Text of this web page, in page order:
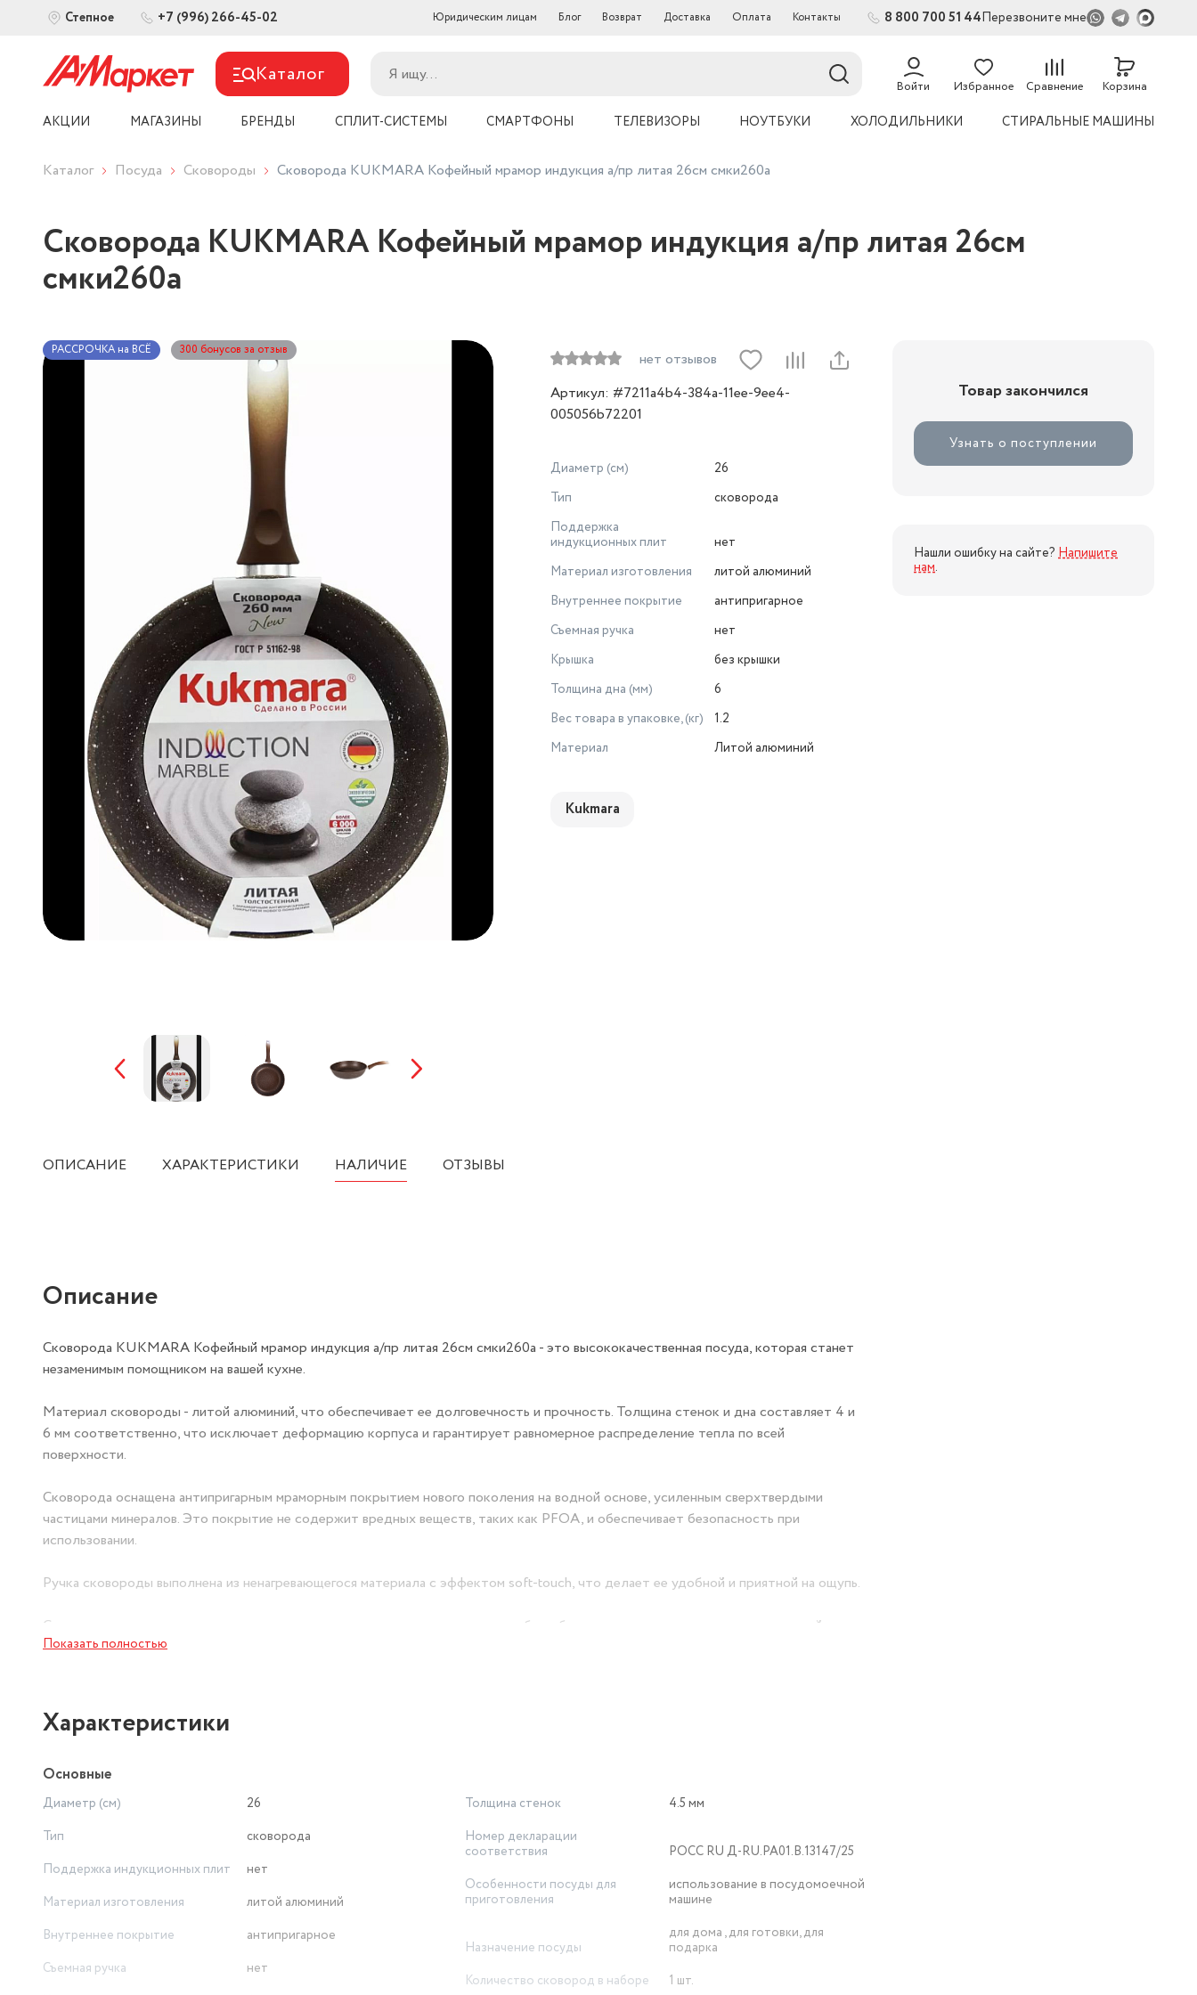
Степное +7 (996) 266-45-02 Юридическим лицам Блог Возврат Доставка Оплата Контакты 8 800 700 51 44Перезвоните мне
Каталог Войти Избранное Сравнение
54
Корзина
АКЦИИ МАГАЗИНЫ БРЕНДЫ СПЛИТ-СИСТЕМЫ СМАРТФОНЫ ТЕЛЕВИЗОРЫ НОУТБУКИ ХОЛОДИЛЬНИКИ СТИРАЛЬНЫЕ МАШИНЫ
Каталог Посуда Сковороды Сковорода KUKMARA Кофейный мрамор индукция а/пр литая 26см смки260а
Сковорода KUKMARA Кофейный мрамор индукция а/пр литая 26см
смки260а
РАССРОЧКА на ВСЁ 300 бонусов за отзыв
нет отзывов
Артикул: #7211a4b4-384a-11ee-9ee4-
005056b72201
Диаметр (см)
26
Тип
сковорода
Поддержка
индукционных плит
нет
Материал изготовления
литой алюминий
Внутреннее покрытие
антипригарное
Съемная ручка
нет
Крышка
без крышки
Толщина дна (мм)
6
Вес товара в упаковке, (кг)
1.2
Материал
Литой алюминий
Kukmara
Товар закончился
Узнать о поступлении
Нашли ошибку на сайте? Напишите
нам.
ОПИСАНИЕ ХАРАКТЕРИСТИКИ НАЛИЧИЕ ОТЗЫВЫ
Описание
Сковорода KUKMARA Кофейный мрамор индукция а/пр литая 26см смки260а - это высококачественная посуда, которая станет
незаменимым помощником на вашей кухне.
Материал сковороды - литой алюминий, что обеспечивает ее долговечность и прочность. Толщина стенок и дна составляет 4 и
6 мм соответственно, что исключает деформацию корпуса и гарантирует равномерное распределение тепла по всей
поверхности.
Сковорода оснащена антипригарным мраморным покрытием нового поколения на водной основе, усиленным сверхтвердыми
частицами минералов. Это покрытие не содержит вредных веществ, таких как PFOA, и обеспечивает безопасность при
использовании.
Ручка сковороды выполнена из ненагревающегося материала с эффектом soft-touch, что делает ее удобной и приятной на ощупь.
Сковорода подходит для всех типов плит, включая индукционные, и может быть безопасно использована в посудомоечной
машине.
приготовления пищи в приятное и легкое занятие для любой хозяйки.
Показать полностью
Характеристики
Основные
Диаметр (см)
26
Тип
сковорода
Поддержка индукционных плит
нет
Материал изготовления
литой алюминий
Внутреннее покрытие
антипригарное
Съемная ручка
нет
Толщина стенок
4.5 мм
Номер декларации
соответствия
РОСС RU Д-RU.РА01.В.13147/25
Особенности посуды для
приготовления
использование в посудомоечной
машине
Назначение посуды
для дома , для готовки, для
подарка
Количество сковород в наборе
1 шт.